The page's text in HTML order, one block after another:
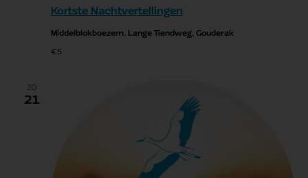
Kortste Nachtvertellingen
Middelblokboezem, Lange Tiendweg, Gouderak
€5
ZO
21